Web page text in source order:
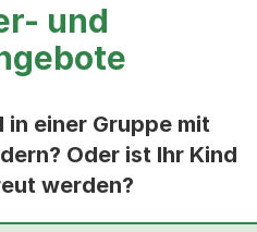
und
in einer Gruppe mit
Oder ist Ihr Kind
werden?